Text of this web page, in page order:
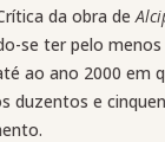
da obra de
se ter pelo
ao ano 2000 em
duzentos e